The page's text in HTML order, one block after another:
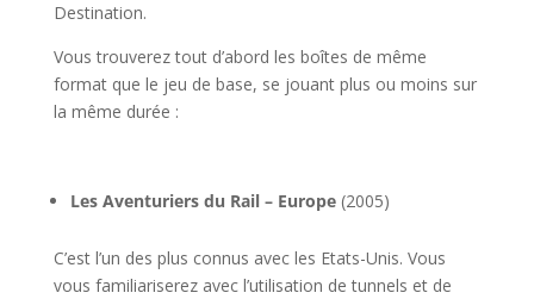
Destination.
Vous trouverez tout d’abord les boîtes de même
format que le jeu de base, se jouant plus ou moins sur
la même durée :
Les Aventuriers du Rail – Europe(2005)
C’est l’un des plus connus avec les Etats-Unis. Vous
vous familiariserez avec l’utilisation de tunnels et de